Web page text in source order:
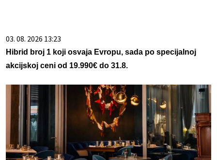
03. 08. 2026 13:23
Hibrid broj 1 koji osvaja Evropu, sada po specijalnoj
akcijskoj ceni od 19.990€ do 31.8.